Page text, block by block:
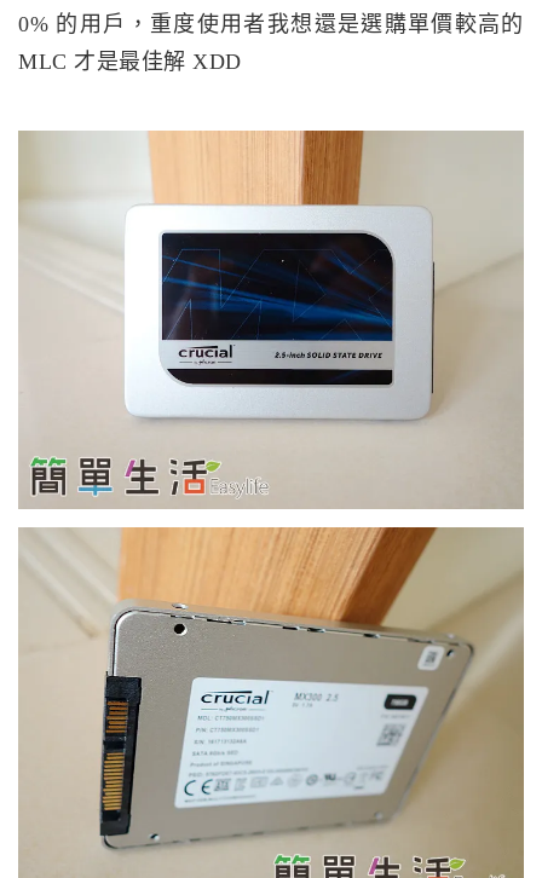
0% 的用戶，重度使用者我想還是選購單價較高的
MLC 才是最佳解 XDD